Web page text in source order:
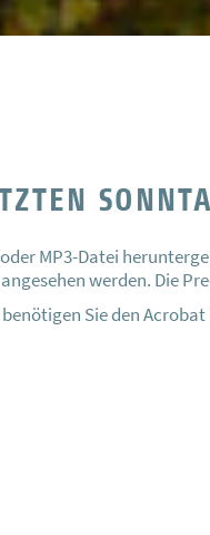
MP3-Datei
werden. Die
Sie den Acrobat